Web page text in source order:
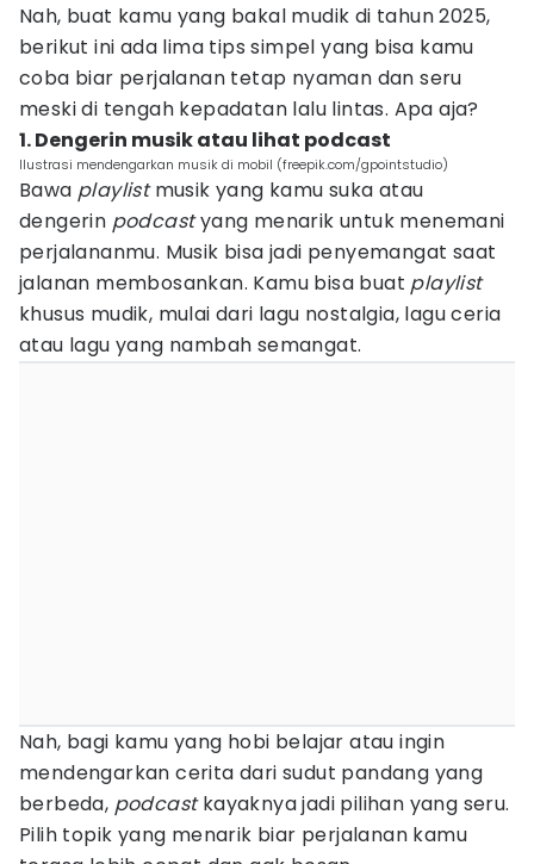
Nah, buat kamu yang bakal mudik di tahun 2025,
berikut ini ada lima tips simpel yang bisa kamu
coba biar perjalanan tetap nyaman dan seru
meski di tengah kepadatan lalu lintas. Apa aja?
1. Dengerin musik atau lihat podcast
Ilustrasi mendengarkan musik di mobil (freepik.com/gpointstudio)
Bawa playlistmusik yang kamu suka atau
dengerin podcastyang menarik untuk menemani
perjalananmu. Musik bisa jadi penyemangat saat
jalanan membosankan. Kamu bisa buat playlist
khusus mudik, mulai dari lagu nostalgia, lagu ceria
atau lagu yang nambah semangat.
Nah, bagi kamu yang hobi belajar atau ingin
mendengarkan cerita dari sudut pandang yang
berbeda, podcastkayaknya jadi pilihan yang seru.
Pilih topik yang menarik biar perjalanan kamu